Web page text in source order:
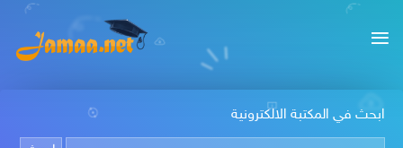
ابحث في المكتبة الالكترونية